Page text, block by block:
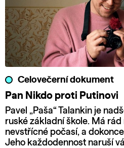
Celovečerní dokument
Pan Nikdo proti Putinovi
Pavel „Paša“ Talankin je
ruské základní škole. Má
nevstřícné počasí, a
Jeho každodennost naruší